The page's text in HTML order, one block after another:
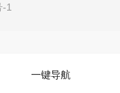
1
一键导航